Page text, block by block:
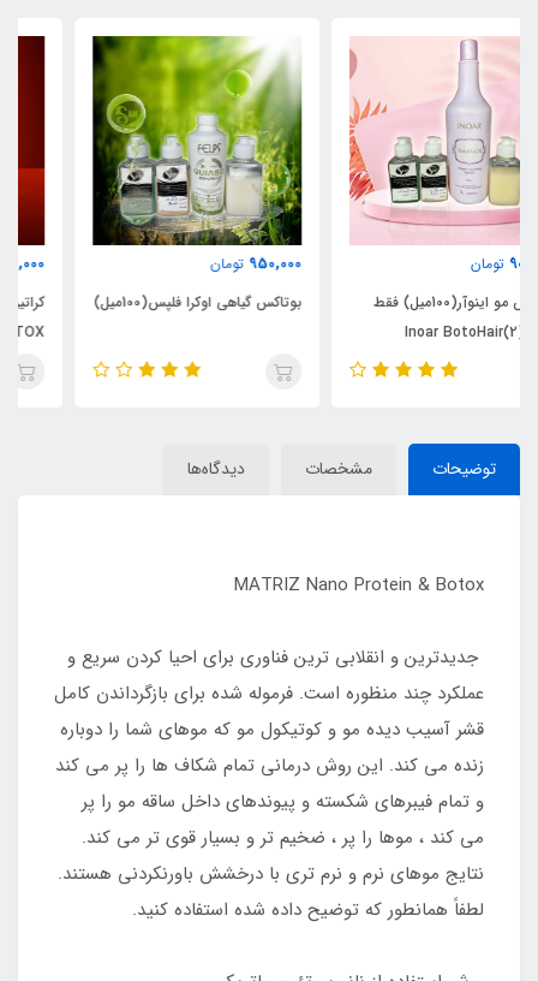
950,000
بوتاکس گیاهی اوکرا فلپس(100میل)
550,000
کراتین بوتاکس کراپلکس پلاس
فقط شماره 2
توضیحات مشخصات دیدگاه‌ها
MATRIZ Nano Protein & Botox
جدیدترین و انقلابی ترین فناوری برای احیا کردن سریع و
عملکرد چند منظوره است. فرموله شده برای بازگرداندن کامل
قشر آسیب دیده مو و کوتیکول مو که موهای شما را دوباره
زنده می کند. این روش درمانی تمام شکاف ها را پر می کند
و تمام فیبرهای شکسته و پیوندهای داخل ساقه مو را پر
می کند ، موها را پر ، ضخیم تر و بسیار قوی تر می کند.
نتایج موهای نرم و نرم تری با درخشش باورنکردنی هستند.
لطفاً همانطور که توضیح داده شده استفاده کنید.